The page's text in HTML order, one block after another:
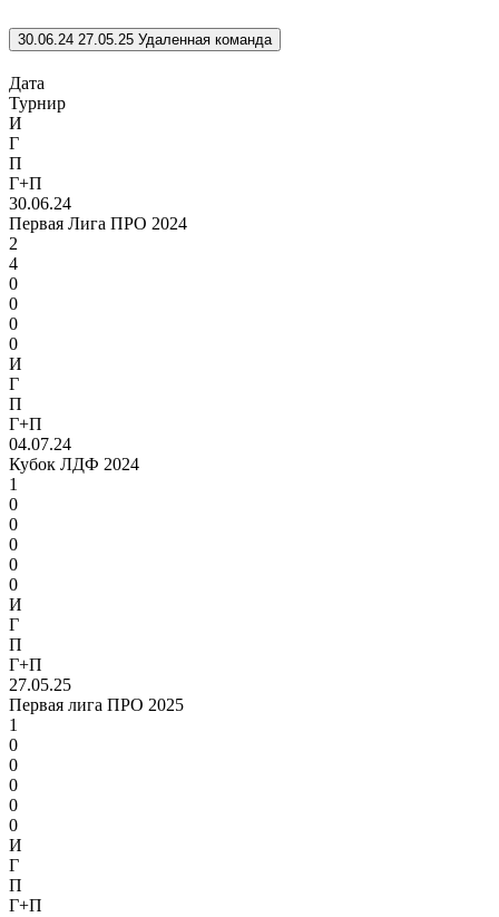
30.06.24 27.05.25 Удаленная команда
Дата
Турнир
И
Г
П
Г+П
30.06.24
Первая Лига ПРО 2024
2
4
0
0
0
0
И
Г
П
Г+П
04.07.24
Кубок ЛДФ 2024
1
0
0
0
0
0
И
Г
П
Г+П
27.05.25
Первая лига ПРО 2025
1
0
0
0
0
0
И
Г
П
Г+П